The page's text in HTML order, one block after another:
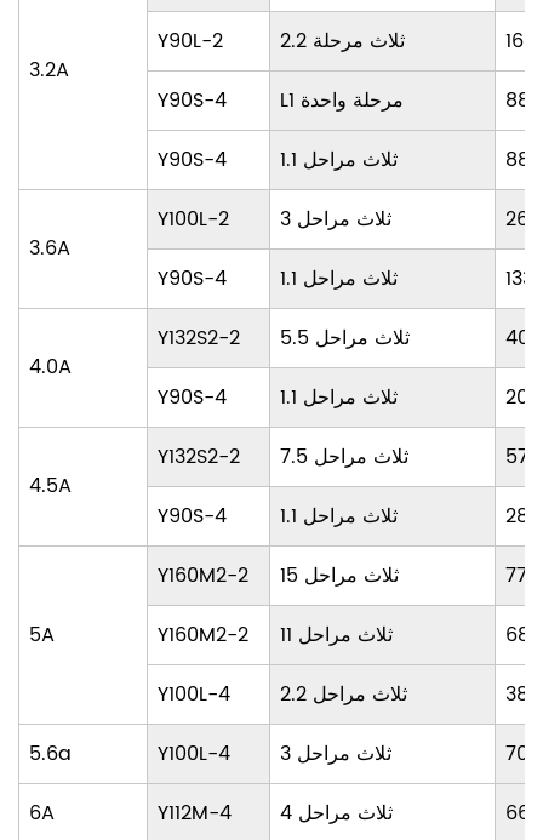
3.2A
Y90L-2
2.2 ثلاث مرحلة
Y90S-4
L1 مرحلة واحدة
Y90S-4
1.1 ثلاث مراحل
3.6A
Y100L-2 3 ثلاث مراحل
Y90S-4
1.1 ثلاث مراحل
4.0A
Y132S2-2 5.5 ثلاث مراحل
Y90S-4
1.1 ثلاث مراحل
4.5A
Y132S2-2 7.5 ثلاث مراحل
Y90S-4
1.1 ثلاث مراحل
5A
Y160M2-2 15 ثلاث مراحل
Y160M2-2
11 ثلاث مراحل
Y100L-4
2.2 ثلاث مراحل
5.6a
Y100L-4 3 ثلاث مراحل
6A
Y112M-4 4 ثلاث مراحل